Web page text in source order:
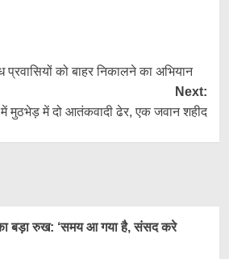
को बाहर निकालने का अभियान
Next:
में मुठभेड़ में दो आतंकवादी ढेर, एक जवान शहीद
बड़ा रुख: ‘समय आ गया है, संसद करे